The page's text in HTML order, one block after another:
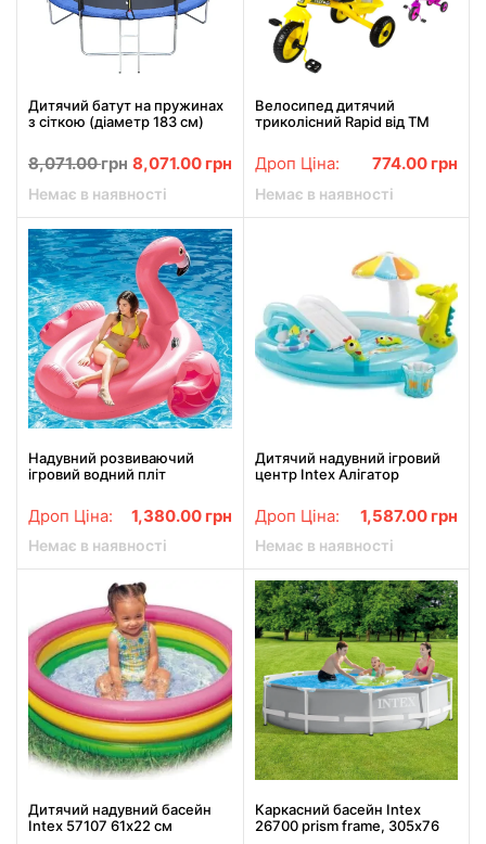
Дитячий батут на пружинах
з сіткою (діаметр 183 см)
8,071.00грн 8,071.00 грн
Немає в наявності
Велосипед дитячий
триколісний Rapid від ТМ
Дроп Ціна: 774.00 грн
Немає в наявності
Надувний розвиваючий
ігровий водний пліт
великий пліт
Дроп Ціна: 1,380.00 грн
Немає в наявності
Дитячий надувний ігровий
центр Intex Алігатор
аксесуарами 57165
Дроп Ціна: 1,587.00 грн
Немає в наявності
Дитячий надувний басейн
Intex 57107 61х22 см
Каркасний басейн Intex
26700 prism frame, 305х76